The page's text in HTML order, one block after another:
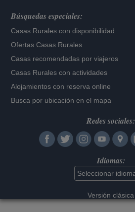
Búsquedas especiales:
Casas Rurales con disponibilidad
Ofertas Casas Rurales
Casas recomendadas por viajeros
Casas Rurales con actividades
Alojamientos con reserva online
Busca por ubicación en el mapa
Redes sociales:
Idiomas:
Versión clásica